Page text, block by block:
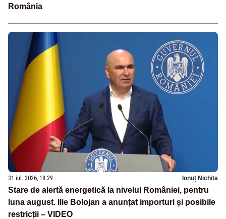
România
31 iul. 2026, 18:29 Ionuț Nichita
Stare de alertă energetică la nivelul României, pentru
luna august. Ilie Bolojan a anunțat importuri și posibile
restricții – VIDEO